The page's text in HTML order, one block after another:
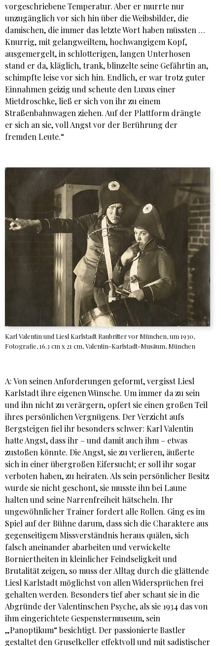
vorgeschriebene Temperatur. Aber er murrte nur
unzugänglich vor sich hin über die Weibsbilder, die
damischen, die immer das letzte Wort haben müssten …
Knurrig, mit gelangweiltem, hochwangigem Kopf,
ausgemergelt, in schlotterigen, langen Unterhosen
stand er da, kläglich, trank, blinzelte seine Gefährtin an,
schimpfte leise vor sich hin. Endlich, er war trotz guter
Einnahmen geizig und scheute den Luxus einer
Mietdroschke, ließ er sich von ihr zu einem
Straßenbahnwagen ziehen. Auf der Plattform drängte
er sich an sie, voll Angst vor der Berührung der
fremden Leute.“
Karl Valentin und Liesl Karlstadt Raubritter vor München, um 1930,
Fotografie, 16.3 cm x 21 cm, Valentin-Karlstadt-Musäum, München
A: Von seinen Anforderungen geformt, vergisst Liesl
Karlstadt ihre eigenen Wünsche. Um immer da zu sein
und ihn nicht zu verärgern, opfert sie einen großen Teil
ihres persönlichen Vergnügens. Der Verzicht aufs
Bergsteigen fiel ihr besonders schwer: Karl Valentin
hatte Angst, dass ihr – und damit auch ihm – etwas
zustoßen könnte. Die Angst, sie zu verlieren, äußerte
sich in einer übergroßen Eifersucht; er soll ihr sogar
verboten haben, zu heiraten. Als sein persönlicher Besitz
wurde sie nicht geschont, sie musste ihn bei Laune
halten und seine Narrenfreiheit hätscheln. Ihr
ungewöhnlicher Trainer fordert alle Rollen. Ging es im
Spiel auf der Bühne darum, dass sich die Charaktere aus
gegenseitigem Missverständnis heraus quälen, sich
falsch aneinander abarbeiten und verwickelte
Borniertheiten in kleinlicher Feindseligkeit und
Brutalität zeigen, so muss der Alltag durch die glättende
Liesl Karlstadt möglichst von allen Widersprüchen frei
gehalten werden. Besonders tief aber schaut sie in die
Abgründe der Valentinschen Psyche, als sie 1934 das von
ihm eingerichtete Gespenstermuseum, sein
„Panoptikum“ besichtigt. Der passionierte Bastler
gestaltet den Gruselkeller effektvoll und mit sadistischer